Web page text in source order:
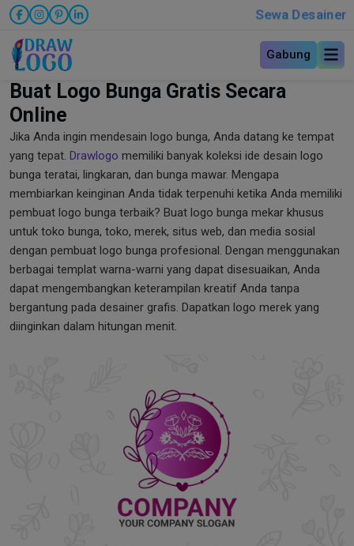
Sewa Desainer
Gabung
Buat Logo Bunga Gratis Secara
Online
Jika Anda ingin mendesain logo bunga, Anda datang ke tempat
yang tepat. Drawlogo memiliki banyak koleksi ide desain logo
bunga teratai, lingkaran, dan bunga mawar. Mengapa
membiarkan keinginan Anda tidak terpenuhi ketika Anda memiliki
pembuat logo bunga terbaik? Buat logo bunga mekar khusus
untuk toko bunga, toko, merek, situs web, dan media sosial
dengan pembuat logo bunga profesional. Dengan menggunakan
berbagai templat warna-warni yang dapat disesuaikan, Anda
dapat mengembangkan keterampilan kreatif Anda tanpa
bergantung pada desainer grafis. Dapatkan logo merek yang
diinginkan dalam hitungan menit.